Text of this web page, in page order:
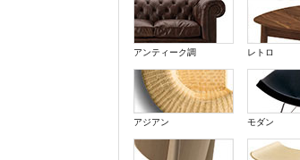
アンティーク調 レトロ
アジアン モダン